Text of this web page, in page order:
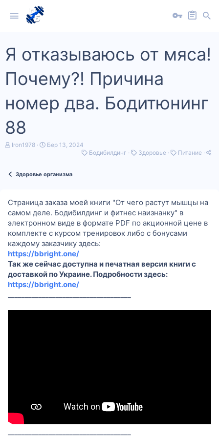
Я отказываюсь от мяса!
Почему?! Причина
номер два. Бодитюнинг
88
А
р
м
и
Iron1978
Д
п
а
т
к
у
Бер 13, 2024
К
р
я
Бодибилдинг
К
р
я
Здоровье
К
і
я
Питание
Здоровье организма
Страница заказа моей книги "От чего растут мышцы на
самом деле. Бодибилдинг и фитнес наизнанку" в
электронном виде в формате PDF по акционной цене в
комплекте с курсом тренировок либо с бонусами
каждому заказчику здесь:
https://bbright.one/
Так же сейчас доступна и печатная версия книги с
доставкой по Украине. Подробности здесь:
https://bbright.one/